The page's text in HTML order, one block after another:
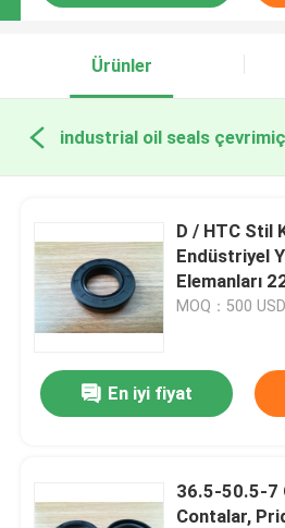
Ürünler
industrial oil seals
D / HTC Stil Kauçuk Contalar,
Endüstriyel
Elemanları
213
MOQ：500 USD
En iyi fiyat
36.5-50.5-7
Contalar,